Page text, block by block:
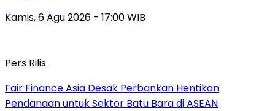
Kamis, 6 Agu 2026 - 17:00 WIB
Pers Rilis
Fair Finance Asia Desak Perbankan Hentikan
Pendanaan untuk Sektor Batu Bara di ASEAN